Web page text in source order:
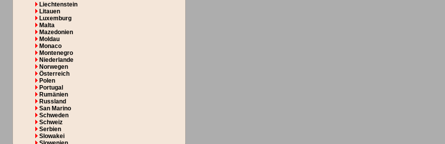
Liechtenstein
Litauen
Luxemburg
Malta
Mazedonien
Moldau
Monaco
Montenegro
Niederlande
Norwegen
Österreich
Polen
Portugal
Rumänien
Russland
San Marino
Schweden
Schweiz
Serbien
Slowakei